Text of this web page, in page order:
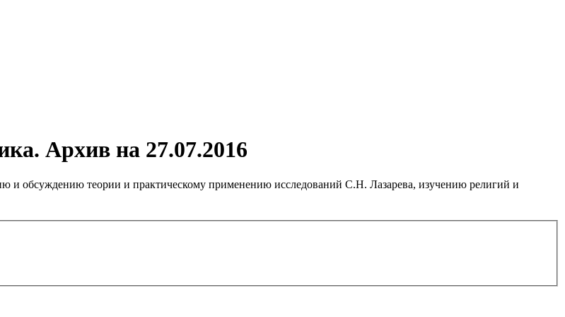
Архив на 27.07.2016
и обсуждению теории и практическому применению исследований С.Н. Лазарева, изучению религий и